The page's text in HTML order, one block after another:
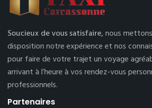
Soucieux de vous satisfaire,nous
disposition notre expérience et nos
pour faire de votre trajet un voyage
arrivant à l’heure à vos rendez-vous
professionnels.
Partenaires